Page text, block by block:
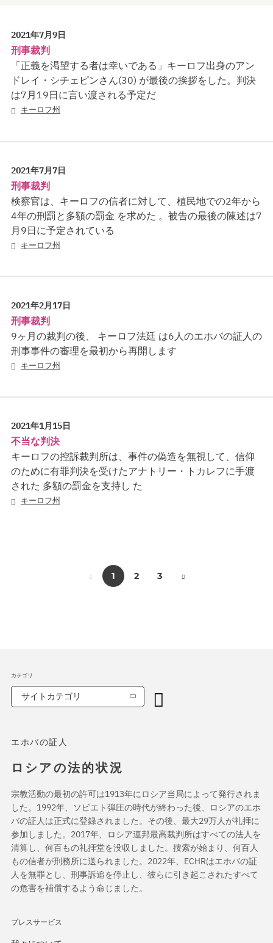
2021年7月9日
刑事裁判
「正義を渇望する者は幸いである」キーロフ出身のアン
ドレイ・シチェピンさん(30) が最後の挨拶をした。判決
は7月19日に言い渡される予定だ
キーロフ州
2021年7月7日
刑事裁判
検察官は、キーロフの信者に対して、植民地での2年から
4年の刑罰と多額の罰金 を求めた 。被告の最後の陳述は7
月9日に予定されている
キーロフ州
2021年2月17日
刑事裁判
9ヶ月の裁判の後、 キーロフ法廷 は6人のエホバの証人の
刑事事件の審理を最初から再開します
キーロフ州
2021年1月15日
不当な判決
キーロフの控訴裁判所は、事件の偽造を無視して、信仰
のために有罪判決を受けたアナトリー・トカレフに手渡
された 多額の罰金を支持し た
キーロフ州
1 2 3
エホバの証人
ロシアの法的状況
宗教活動の最初の許可は1913年にロシア当局によって発行されま
した。1992年、ソビエト弾圧の時代が終わった後、ロシアのエホ
バの証人は正式に登録されました。その後、最大29万人が礼拝に
参加しました。2017年、ロシア連邦最高裁判所はすべての法人を
清算し、何百もの礼拝堂を没収しました。捜索が始まり、何百人
もの信者が刑務所に送られました。2022年、ECHRはエホバの証
人を無罪とし、刑事訴追を停止し、彼らに引き起こされたすべて
の危害を補償するよう命じました。
プレスサービス
カテゴリ
サイトカテゴリ